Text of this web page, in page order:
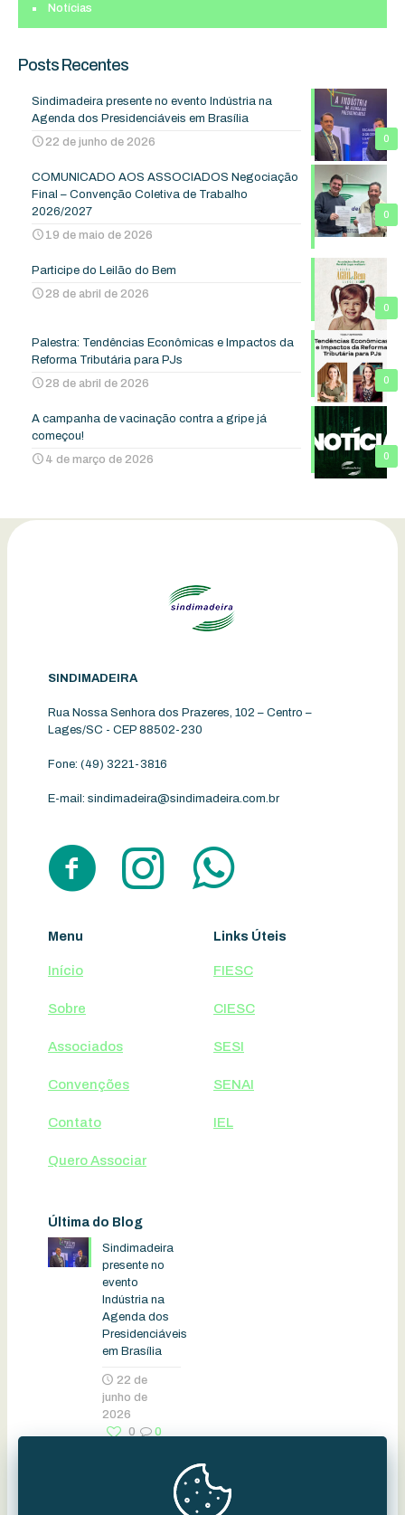
Notícias
Posts Recentes
0
Sindimadeira presente no evento Indústria na
Agenda dos Presidenciáveis em Brasília
22 de junho de 2026
0
COMUNICADO AOS ASSOCIADOS Negociação
Final – Convenção Coletiva de Trabalho
2026/2027
19 de maio de 2026
0
Participe do Leilão do Bem
28 de abril de 2026
0
Palestra: Tendências Econômicas e Impactos da
Reforma Tributária para PJs
28 de abril de 2026
0
A campanha de vacinação contra a gripe já
começou!
4 de março de 2026
SINDIMADEIRA
Rua Nossa Senhora dos Prazeres, 102 – Centro –
Lages/SC - CEP 88502-230
Fone: (49) 3221-3816
E-mail: sindimadeira@sindimadeira.com.br
Menu
Início
Sobre
Associados
Convenções
Contato
Quero Associar
Links Úteis
FIESC
CIESC
SESI
SENAI
IEL
Última do Blog
Sindimadeira
presente no
evento
Indústria na
Agenda dos
Presidenciáveis
em Brasília
22 de
junho de
2026
0
0